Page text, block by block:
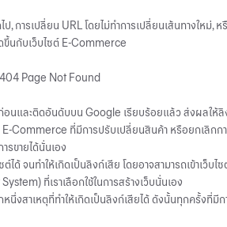
ป, การเปลี่ยน URL โดยไม่ทำการเปลี่ยนเส้นทางให
ขึ้นกับเว็บไซต์ E-Commerce
404 Page Not Found
อนและติดอันดับบน Google เรียบร้อยแล้ว ส่งผลใ
E-Commerce ที่มีการปรับเปลี่ยนสินค้า หรือยกเ
รขายได้นั่นเอง
ด้ จนทำให้เกิดเป็นลิงก์เสีย โดยอาจสามารถเข้าเ
ที่เราเลือกใช้ในการสร้างเว็บนั่นเอง
นึ่งสาเหตุที่ทำให้เกิดเป็นลิงก์เสียได้ ดังนั้นทุกครั้งที่